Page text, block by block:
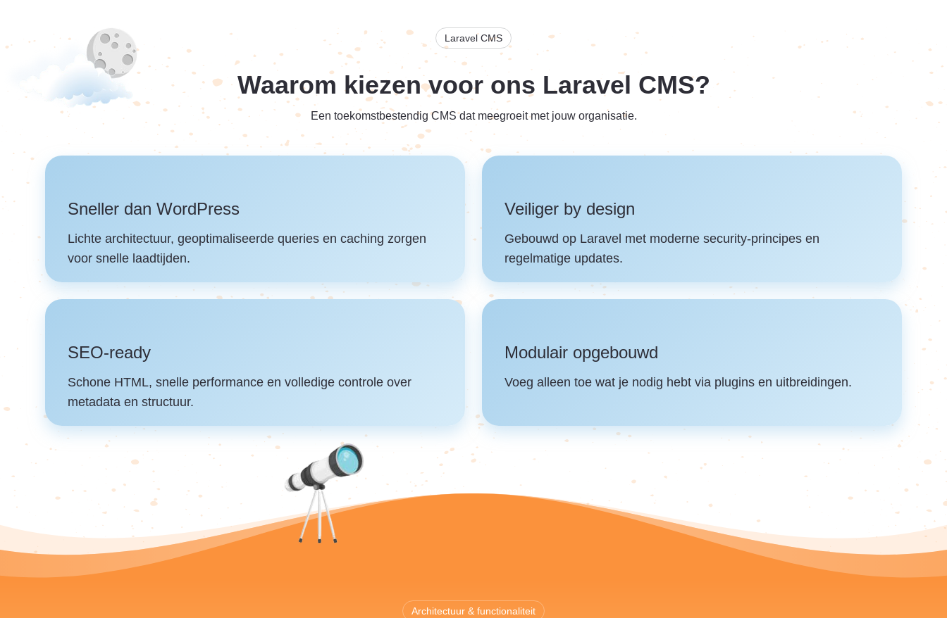
Laravel CMS
Waarom kiezen voor ons Laravel CMS?
Een toekomstbestendig CMS dat meegroeit met jouw organisatie.
Sneller dan WordPress
Lichte architectuur, geoptimaliseerde queries en caching zorgen
voor snelle laadtijden.
Veiliger by design
Gebouwd op Laravel met moderne security-principes en
regelmatige updates.
SEO-ready
Schone HTML, snelle performance en volledige controle over
metadata en structuur.
Modulair opgebouwd
Voeg alleen toe wat je nodig hebt via plugins en uitbreidingen.
Architectuur & functionaliteit